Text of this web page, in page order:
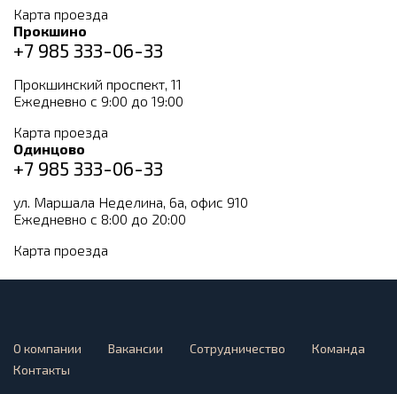
Карта проезда
Прокшино
+7 985 333-06-33
Прокшинский проспект, 11
Ежедневно с 9:00 до 19:00
Карта проезда
Одинцово
+7 985 333-06-33
ул. Маршала Неделина, 6а, офис 910
Ежедневно с 8:00 до 20:00
Карта проезда
О компании Вакансии Сотрудничество
Команда
Контакты